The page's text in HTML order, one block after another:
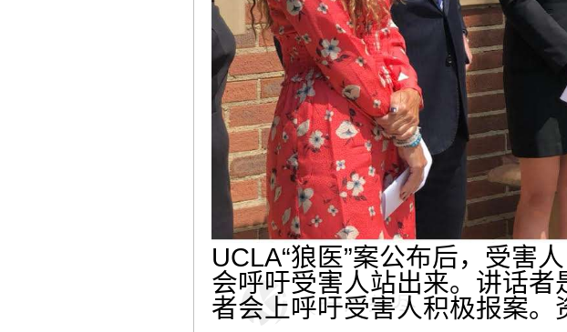
UCLA“狼医”案公布后，受害
会呼吁受害人站出来。讲话
者会上呼吁受害人积极报案